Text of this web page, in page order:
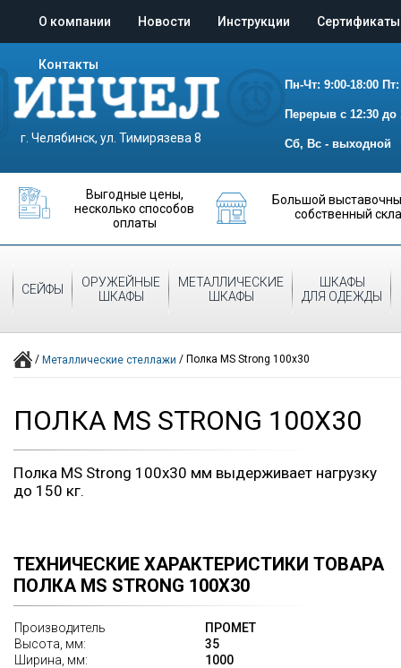
О компании Новости Инструкции Сертификаты
Контакты
г. Челябинск, ул. Тимирязева 8
Пн-Чт: 9:00-18:00
Перерыв с 12:30 до
Сб, Вс - выходной
Выгодные цены,
несколько способов
оплаты
Большой
собственный
СЕЙФЫ
ОРУЖЕЙНЫЕ
ШКАФЫ
МЕТАЛЛИЧЕСКИЕ
ШКАФЫ
ШКАФЫ
ДЛЯ ОДЕЖДЫ
/ Металлические стеллажи / Полка MS Strong 100х30
ПОЛКА MS STRONG 100Х30
Полка MS Strong 100х30 мм выдерживает нагрузку
до 150 кг.
ТЕХНИЧЕСКИЕ ХАРАКТЕРИСТИКИ ТОВАРА
ПОЛКА MS STRONG 100Х30
Производитель
ПРОМЕТ
Высота, мм:
35
Ширина, мм:
1000